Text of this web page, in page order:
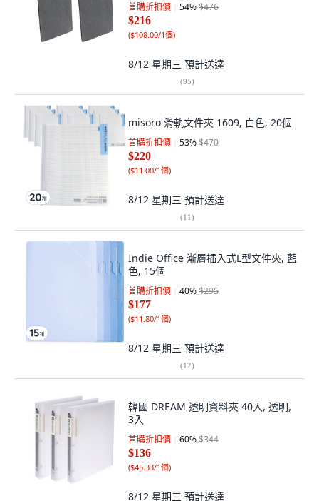
首購折扣價 54%$476
$216
($108.00/1個)
8/12 星期三 預計送達
(95)
misoro 滑軌文件夾 1609, 白色, 20個
首購折扣價 53%$470
$220
($11.00/1個)
8/12 星期三 預計送達
(11)
Indie Office 漸層插入式L型文件夾, 藍
色, 15個
首購折扣價 40%$295
$177
($11.80/1個)
8/12 星期三 預計送達
(12)
韓國 DREAM 透明資料夾 40入, 透明,
3入
首購折扣價 60%$344
$136
($45.33/1個)
8/12 星期三 預計送達